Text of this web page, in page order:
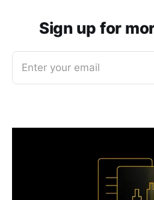
Sign up for
Enter your email